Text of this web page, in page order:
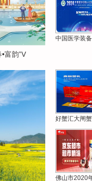
富韵”V
中国医学装
好蟹汇大闸
佛山市2020